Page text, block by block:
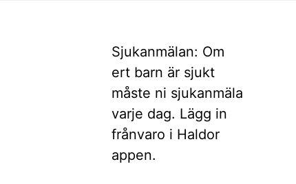
Sjukanmälan: Om
ert barn är sjukt
måste ni sjukanmäla
varje dag. Lägg in
frånvaro i Haldor
appen.